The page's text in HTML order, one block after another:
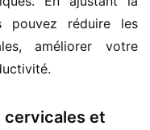
pouvez réduire les
améliorer votre
cervicales et